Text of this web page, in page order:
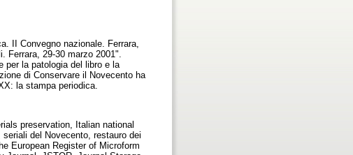
II Convegno nazionale. Ferrara,
Ferrara, 29-30 marzo 2001".
per la patologia del libro e la
di Conservare il Novecento ha
la stampa periodica.
preservation, Italian national
del Novecento, restauro dei
European Register of Microform